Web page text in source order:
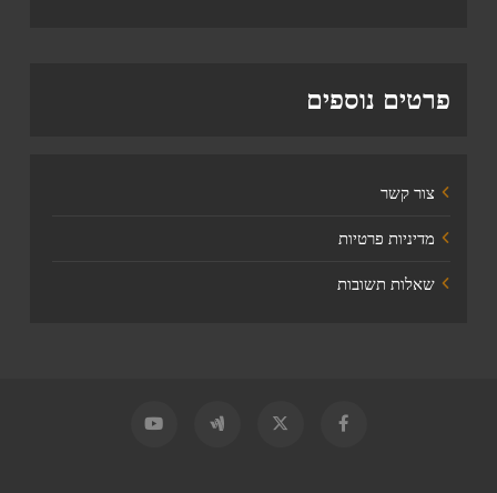
פרטים נוספים
צור קשר
מדיניות פרטיות
שאלות תשובות